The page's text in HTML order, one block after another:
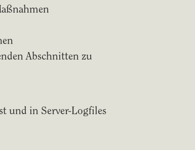
Abschnitten zu
und in Server-Logfiles